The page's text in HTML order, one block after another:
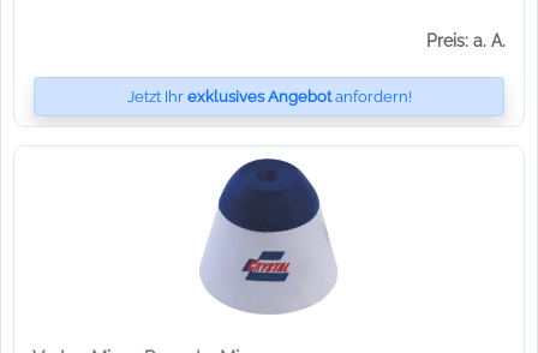
Preis: a. A.
Jetzt Ihr exklusives Angebotanfordern!